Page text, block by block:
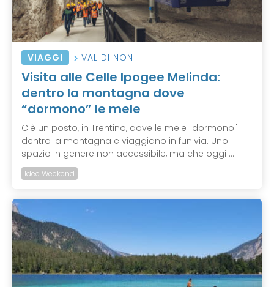
VIAGGI VAL DI NON
Visita alle Celle Ipogee Melinda:
dentro la montagna dove
“dormono” le mele
C'è un posto, in Trentino, dove le mele "dormono"
dentro la montagna e viaggiano in funivia. Uno
spazio in genere non accessibile, ma che oggi ...
Idee Weekend